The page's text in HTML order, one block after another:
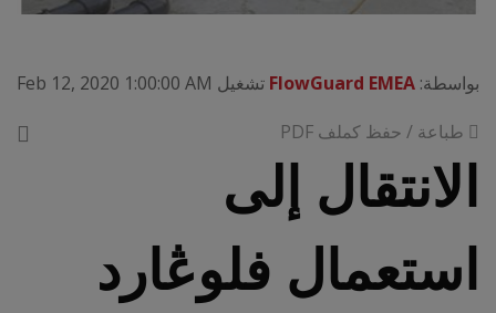
بواسطة: FlowGuard EMEA تشغيل Feb 12, 2020 1:00:00 AM
طباعة / حفظ كملف PDF
الانتقال إلى
استعمال فلوڠارد